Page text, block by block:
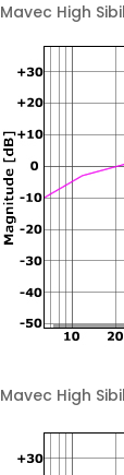
Mavec High
Mavec High